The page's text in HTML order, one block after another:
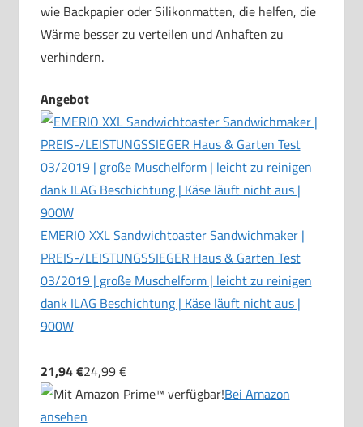
wie Backpapier oder Silikonmatten, die helfen, die
Wärme besser zu verteilen und Anhaften zu
verhindern.
Angebot
EMERIO XXL Sandwichtoaster Sandwichmaker |
PREIS-/LEISTUNGSSIEGER Haus & Garten Test
03/2019 | große Muschelform | leicht zu reinigen
dank ILAG Beschichtung | Käse läuft nicht aus |
900W
21,94 €24,99 €
Bei Amazon
ansehen